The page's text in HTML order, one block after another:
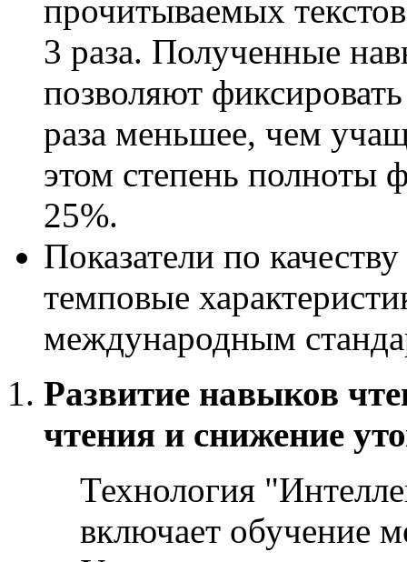
прочитываемых
3 раза. Полученные
позволяют
раза меньшее, чем
этом степень полноты
25%.
Показатели по
темповые
международным
Развитие навыков
чтения и снижение
Технология
включает обучение